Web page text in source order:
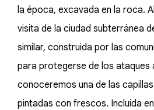
la época, excavada en la roca.
visita de la ciudad subterránea
similar, construida por las
para protegerse de los ataques
conoceremos una de las
pintadas con frescos. Incluida